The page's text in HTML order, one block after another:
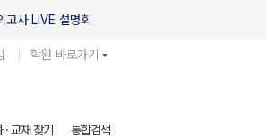
고사 LIVE 설명회
학원 바로가기
· 교재 찾기 통합검색